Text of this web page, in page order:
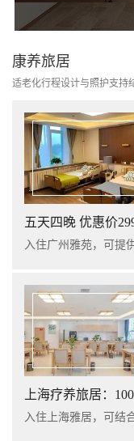
康养旅居
适老化行程设计与照护支持
五天四晚 优惠价
上海疗养旅居：